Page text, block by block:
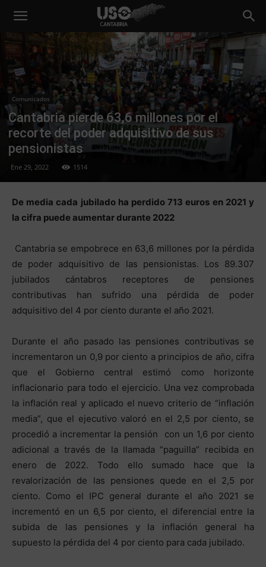
Comunicados
Cantabria pierde 63,6 millones por el
recorte del poder adquisitivo de sus
pensionistas
Ene 29, 2022 1514
De media cada jubilado ha perdido 713 euros en 2021 y
la cifra puede aumentar durante 2022
Cantabria se empobrece en 63,6 millones por la pérdida
de poder adquisitivo de las pensionistas. Los 89.307
jubilados cántabros receptores de pensiones
contributivas han sufrido una pérdida de poder
adquisitivo del 4 por ciento durante el año 2021.
Durante el año pasado las pensiones contributivas se
incrementaron un 0,9 por ciento a principios de año, cifra
que el Gobierno central estimó como horizonte
inflacionario para todo el ejercicio. Una vez comprobada
la inflación real y aplicado el nuevo criterio de “inflación
media”, que el ejecutivo valoró en el 2,5 por ciento, se
procedió a incrementar la pensión con un 1,6 por ciento
adicional a través de la llamada “paguilla” recibida en
enero de 2022. Todo ello sumado hace que la
revalorización de las pensiones quede en el 2,5 por
ciento. Como el IPC general durante el año 2021 se
incrementó en un 6,5 por ciento, el diferencial entre la
subida de las pensiones y la inflación general ha
supuesto la pérdida del 4 por ciento para cada jubilado.